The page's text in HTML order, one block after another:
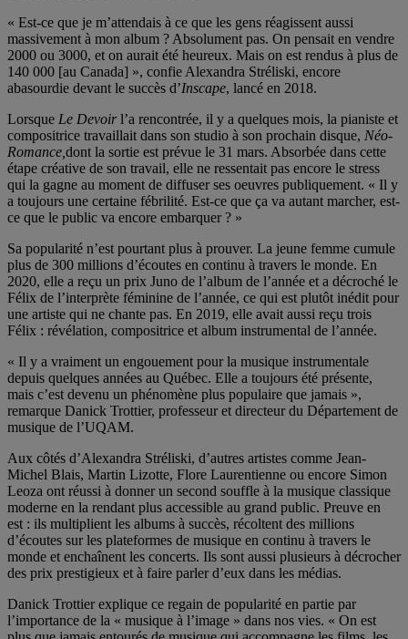
« Est-ce que je m’attendais à ce que les gens réagissent aussi
massivement à mon album ? Absolument pas. On pensait en vendre
2000 ou 3000, et on aurait été heureux. Mais on est rendus à plus de
140 000 [au Canada] », confie Alexandra Stréliski, encore
abasourdie devant le succès d’Inscape, lancé en 2018.
Lorsque Le Devoirl’a rencontrée, il y a quelques mois, la pianiste et
compositrice travaillait dans son studio à son prochain disque, Néo-
Romance, dont la sortie est prévue le 31 mars. Absorbée dans cette
étape créative de son travail, elle ne ressentait pas encore le stress
qui la gagne au moment de diffuser ses oeuvres publiquement. « Il y
a toujours une certaine fébrilité. Est-ce que ça va autant marcher, est-
ce que le public va encore embarquer ? »
Sa popularité n’est pourtant plus à prouver. La jeune femme cumule
plus de 300 millions d’écoutes en continu à travers le monde. En
2020, elle a reçu un prix Juno de l’album de l’année et a décroché le
Félix de l’interprète féminine de l’année, ce qui est plutôt inédit pour
une artiste qui ne chante pas. En 2019, elle avait aussi reçu trois
Félix : révélation, compositrice et album instrumental de l’année.
« Il y a vraiment un engouement pour la musique instrumentale
depuis quelques années au Québec. Elle a toujours été présente,
mais c’est devenu un phénomène plus populaire que jamais »,
remarque Danick Trottier, professeur et directeur du Département de
musique de l’UQAM.
Aux côtés d’Alexandra Stréliski, d’autres artistes comme Jean-
Michel Blais, Martin Lizotte, Flore Laurentienne ou encore Simon
Leoza ont réussi à donner un second souffle à la musique classique
moderne en la rendant plus accessible au grand public. Preuve en
est : ils multiplient les albums à succès, récoltent des millions
d’écoutes sur les plateformes de musique en continu à travers le
monde et enchaînent les concerts. Ils sont aussi plusieurs à décrocher
des prix prestigieux et à faire parler d’eux dans les médias.
Danick Trottier explique ce regain de popularité en partie par
l’importance de la « musique à l’image » dans nos vies. « On est